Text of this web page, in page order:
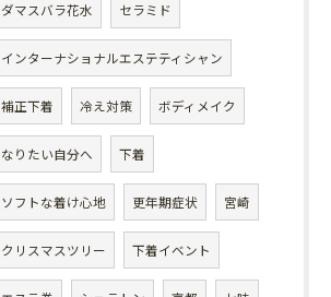
ダマスバラ花水 セラミド
インターナショナルエステティシャン
補正下着 冷え対策 ボディメイク
なりたい自分へ 下着
ソフトな着け心地 更年期症状 宮崎
クリスマスツリー 下着イベント